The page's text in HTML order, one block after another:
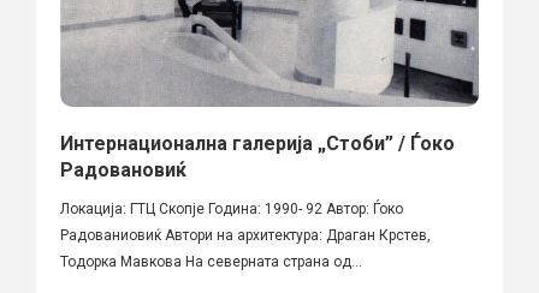
Интернационална галерија „Стоби” / Ѓоко
Радовановиќ
Локација: ГТЦ Скопје Година: 1990- 92 Автор: Ѓоко
Радованиовиќ Автори на архитектура: Драган Крстев,
Тодорка Мавкова На северната страна од...